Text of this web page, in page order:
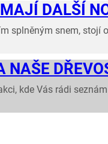
DALŠÍ
splněným snem, stojí
NAŠE
kde Vás rádi